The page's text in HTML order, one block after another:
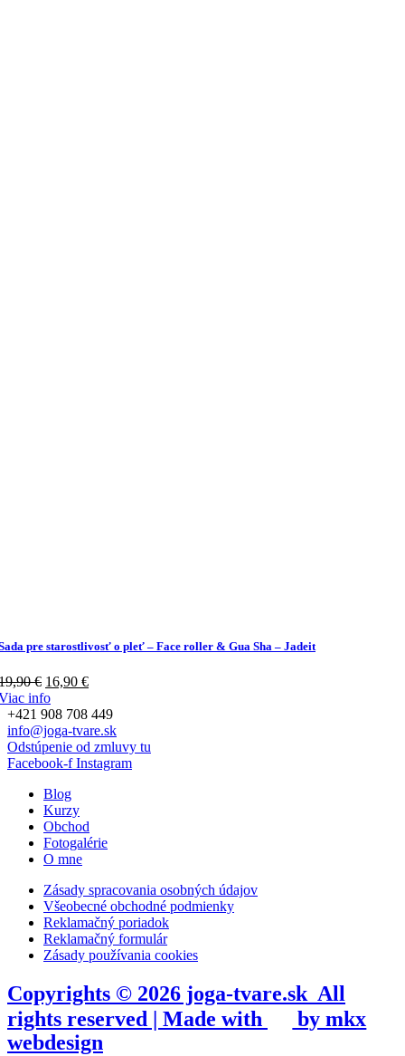
pre starostlivosť o pleť – Face roller & Gua Sha – Jadeit
€ Pôvodná
cena
bola:
19,90 €.
16,90 €Aktuálna
je:
16,90 €.
info
+421 908 708 449
info@joga-tvare.sk
Odstúpenie od zmluvy tu
Facebook-f Instagram
Blog
Kurzy
Obchod
Fotogalérie
O mne
Zásady spracovania osobných údajov
Všeobecné obchodné podmienky
Reklamačný poriadok
Reklamačný formulár
Zásady používania cookies
Copyrights © 2026 joga-tvare.sk All
rights reserved | Made with
by mkx
webdesign